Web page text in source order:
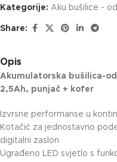
Kategorije: Aku bušilice -
Share:
Opis
Akumulatorska bušilica-
2,5Ah, punjač + kofer
Izvrsne performanse u
Kotačić za jednostavno
digitalni zaslon
Ugrađeno LED svjetlo s